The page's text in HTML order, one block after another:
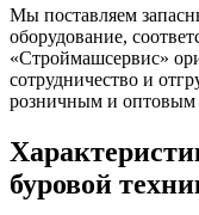
Мы поставляем
оборудование,
«Строймашсервис»
сотрудничество и
розничным и оптовым
буровой